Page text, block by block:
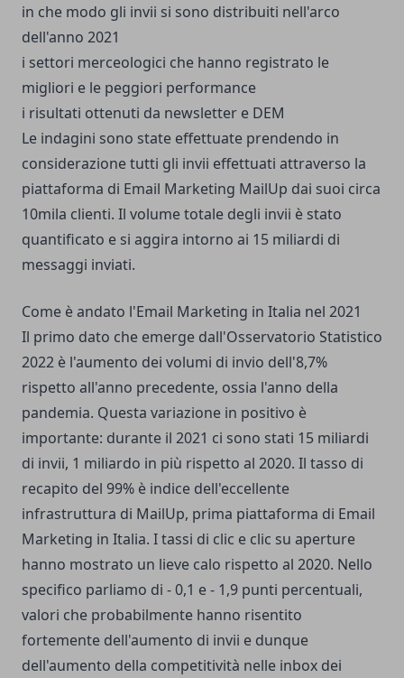
in che modo gli invii si sono distribuiti nell'arco
dell'anno 2021
i settori merceologici che hanno registrato le
migliori e le peggiori performance
i risultati ottenuti da newsletter e DEM
Le indagini sono state effettuate prendendo in
considerazione tutti gli invii effettuati attraverso la
piattaforma di Email Marketing MailUp dai suoi circa
10mila clienti. Il volume totale degli invii è stato
quantificato e si aggira intorno ai 15 miliardi di
messaggi inviati.
Come è andato l'Email Marketing in Italia nel 2021
Il primo dato che emerge dall'Osservatorio Statistico
2022 è l'aumento dei volumi di invio dell'8,7%
rispetto all'anno precedente, ossia l'anno della
pandemia. Questa variazione in positivo è
importante: durante il 2021 ci sono stati 15 miliardi
di invii, 1 miliardo in più rispetto al 2020. Il tasso di
recapito del 99% è indice dell'eccellente
infrastruttura di MailUp, prima piattaforma di Email
Marketing in Italia. I tassi di clic e clic su aperture
hanno mostrato un lieve calo rispetto al 2020. Nello
specifico parliamo di - 0,1 e - 1,9 punti percentuali,
valori che probabilmente hanno risentito
fortemente dell'aumento di invii e dunque
dell'aumento della competitività nelle inbox dei